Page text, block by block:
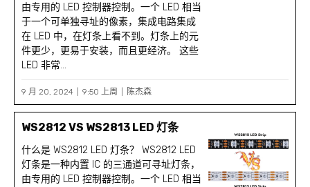
由专用的 LED 控制器控制。一个 LED 相当
于一个可单独寻址的像素，集成电路集成
在 LED 中，在灯条上看不到。灯条上的元
件更少，更易于安装，而且更经济。 这些
LED 非常...
9 月 20, 2024 9:50 上周 陈杰森
WS2812 VS WS2813 LED 灯条
什么是 WS2812 LED 灯条？ WS2812 LED
灯条是一种内置 IC 的三通道可寻址灯条，
由专用的 LED 控制器控制。一个 LED 相当